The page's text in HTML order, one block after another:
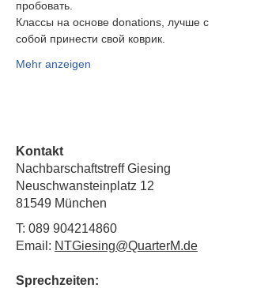
пробовать.
Классы на основе donations, лучше с
собой принести свой коврик.
Mehr anzeigen
Kontakt
Nachbarschaftstreff Giesing
Neuschwansteinplatz 12
81549 München
T: 089 904214860
Email: NTGiesing@QuarterM.de
Sprechzeiten: